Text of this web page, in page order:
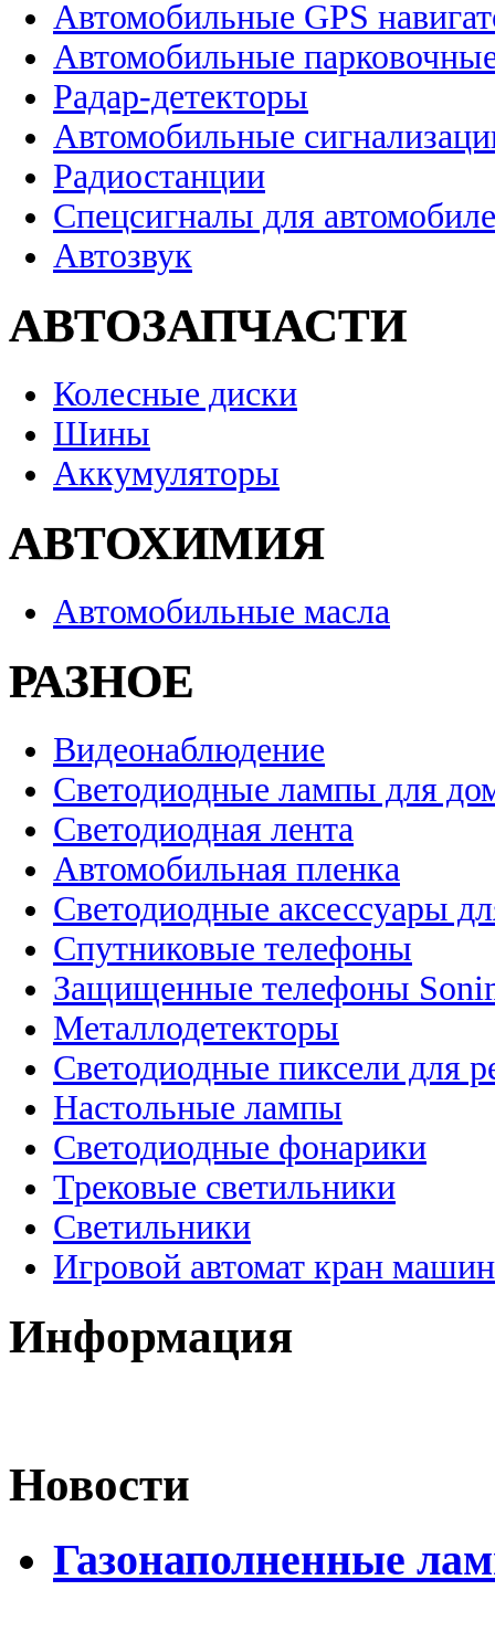
Автомобильные GPS
Автомобильные
Радар-детекторы
Автомобильные
Радиостанции
Спецсигналы для
Автозвук
АВТОЗАПЧАСТИ
Колесные диски
Шины
Аккумуляторы
АВТОХИМИЯ
Автомобильные масла
РАЗНОЕ
Видеонаблюдение
Светодиодные лампы для
Светодиодная лента
Автомобильная пленка
Светодиодные аксессуары
Спутниковые телефоны
Защищенные телефоны
Металлодетекторы
Светодиодные пиксели для
Настольные лампы
Светодиодные фонарики
Трековые светильники
Светильники
Игровой автомат кран
Информация
Новости
Газонаполненные